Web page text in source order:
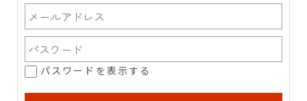
パスワードを表示する